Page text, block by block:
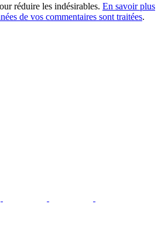
réduire les indésirables. En savoir plus
de vos commentaires sont traitées.